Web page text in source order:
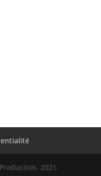
2021.